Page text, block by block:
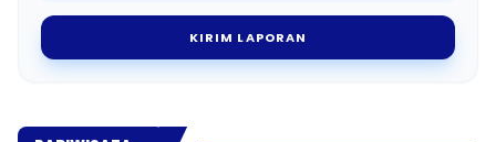
KIRIM LAPORAN